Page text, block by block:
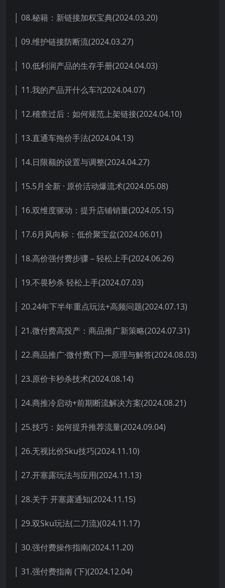
│ 08.秘籍：新链接加权宝典(2024.03.20)
│ 09.维护链接防断流(2024.03.27)
│ 10.低利润产品的生存手册(2024.04.03)
│ 11.我的产品开什么车?(2024.04.07)
│ 12.稽查过后：如何规范上架链接(2024.04.10)
│ 13.直通车拖价手法(2024.04.13)
│ 14.日限额的设置与调整(2024.04.27)
│ 15.5月全新 · 原价活动爆流术(2024.05.08)
│ 16.双维度驱动：提升店铺销量(2024.05.15)
│ 17.6月风向标：低价聚宝盆(2024.06.01)
│ 18.高价强付费步骤 – 轻松上手(2024.06.26)
│ 19.不畏秒杀 轻松上手(2024.07.03)
│ 20.24年下半年重点玩法+高频问题(2024.07.13)
│ 21.微付费高投产：商品推广新策略(2024.07.31)
│ 22.商品推广·微付费(下)—原理与解答(2024.08.03)
│ 23.原价卡秒杀技术(2024.08.14)
│ 24.商推冷启动+前期断流解决方案(2024.08.21)
│ 25.技巧：如何提升推荐流量(2024.09.04)
│ 26.无视比价Sku技巧(2024.11.10)
│ 27.开塞露玩法与应用(2024.11.13)
│ 28.关于 开塞露通知(2024.11.15)
│ 29.双Sku玩法(二刀流)(024.11.17)
│ 30.强付费操作指南(2024.11.20)
│ 31.强付费指南 (下)(2024.12.04)